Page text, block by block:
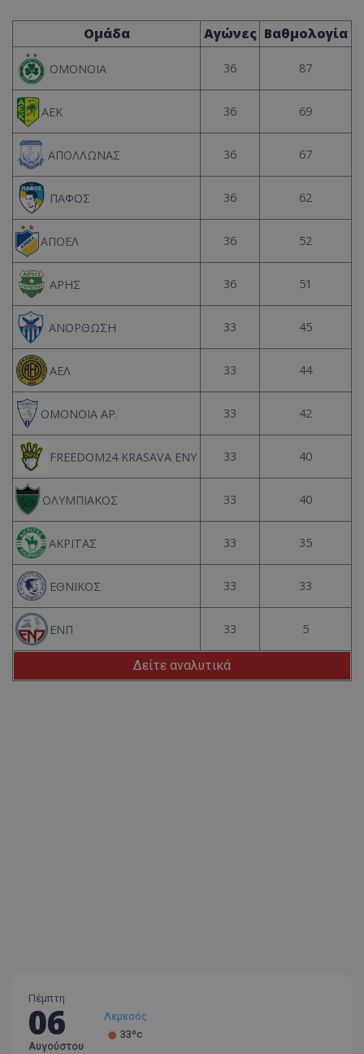
Πέμπτη
06
Αυγούστου
Λεμεσός
33ºc
Ομάδα Αγώνες Βαθμολογία
ΟΜΟΝΟΙΑ 36 87
ΑΕΚ 36 69
ΑΠΟΛΛΩΝΑΣ 36 67
ΠΑΦΟΣ 36 62
ΑΠΟΕΛ 36 52
ΑΡΗΣ 36 51
ΑΝΟΡΘΩΣΗ 33 45
ΑΕΛ 33 44
ΟΜΟΝΟΙΑ ΑΡ. 33 42
FREEDOM24 KRASAVA ΕΝΥ 33 40
ΟΛΥΜΠΙΑΚΟΣ 33 40
ΑΚΡΙΤΑΣ 33 35
ΕΘΝΙΚΟΣ 33 33
ΕΝΠ 33 5
Δείτε αναλυτικά